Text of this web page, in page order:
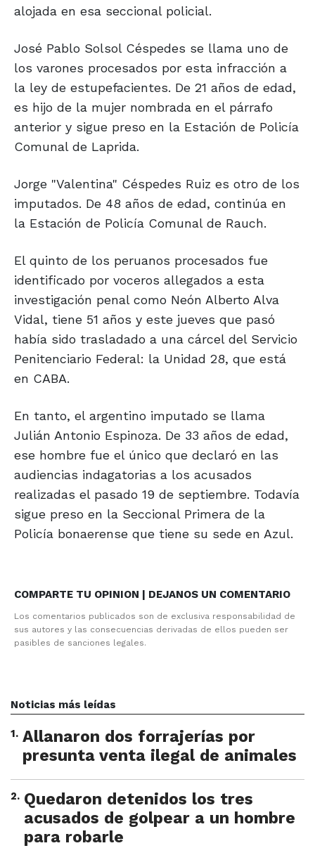
alojada en esa seccional policial.
José Pablo Solsol Céspedes se llama uno de
los varones procesados por esta infracción a
la ley de estupefacientes. De 21 años de edad,
es hijo de la mujer nombrada en el párrafo
anterior y sigue preso en la Estación de Policía
Comunal de Laprida.
Jorge "Valentina" Céspedes Ruiz es otro de los
imputados. De 48 años de edad, continúa en
la Estación de Policía Comunal de Rauch.
El quinto de los peruanos procesados fue
identificado por voceros allegados a esta
investigación penal como Neón Alberto Alva
Vidal, tiene 51 años y este jueves que pasó
había sido trasladado a una cárcel del Servicio
Penitenciario Federal: la Unidad 28, que está
en CABA.
En tanto, el argentino imputado se llama
Julián Antonio Espinoza. De 33 años de edad,
ese hombre fue el único que declaró en las
audiencias indagatorias a los acusados
realizadas el pasado 19 de septiembre. Todavía
sigue preso en la Seccional Primera de la
Policía bonaerense que tiene su sede en Azul.
COMPARTE TU OPINION | DEJANOS UN COMENTARIO
Los comentarios publicados son de exclusiva responsabilidad de
sus autores y las consecuencias derivadas de ellos pueden ser
pasibles de sanciones legales.
Noticias más leídas
1. Allanaron dos forrajerías por
presunta venta ilegal de animales
2. Quedaron detenidos los tres
acusados de golpear a un hombre
para robarle